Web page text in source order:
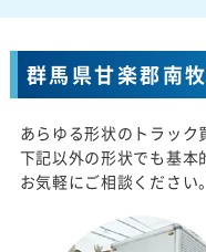
群馬県甘楽郡南
あらゆる形状のトラック
下記以外の形状でも基本
お気軽にご相談ください。